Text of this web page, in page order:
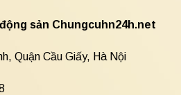
sản Chungcuhn24h.net
Quận Cầu Giấy, Hà Nội